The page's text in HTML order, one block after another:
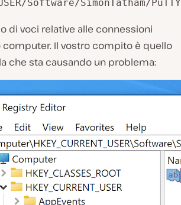
Software/SimonTatham/
di voci relative alle connessioni
computer. Il vostro compito è quello
che sta causando un problema: